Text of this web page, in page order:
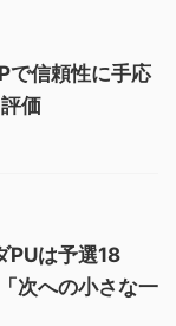
で信頼性に手応
価
PUは予選18
次への小さな一